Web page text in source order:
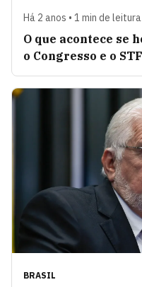
Há 2 anos • 1 min de leitura
O que acontece se
o Congresso e o
BRASIL